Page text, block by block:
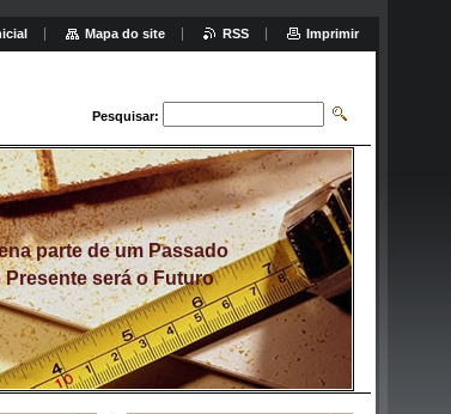
Pesquisar:
parte de um Passado
será o Futuro
Mapa do site RSS Imprimir